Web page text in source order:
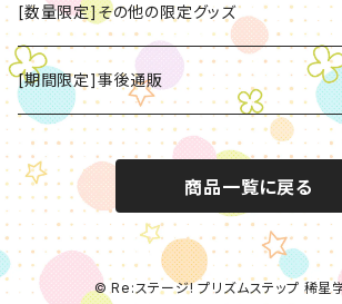
[数量限定]CD
[数量限定]グッズ
[数量限定]その他の限定グッズ
[期間限定]事後通販
商品一覧に戻る
© Re:ステージ! プリズムステップ 稀星